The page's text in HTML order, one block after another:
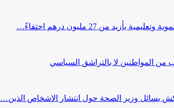
من 27 مليون درهم احتفاءً…
المواطنين لا بالتراشق السياسي
يسائل وزير الصحة حول انتشار الاشخاص الذين…